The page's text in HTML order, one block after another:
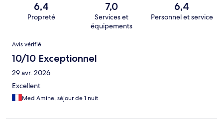
6,4
Propreté
7,0
Services et
équipements
6,4
Personnel et service
Avis
Avis vérifié
10/10 Exceptionnel
29 avr. 2026
Excellent
Med Amine, séjour de 1 nuit